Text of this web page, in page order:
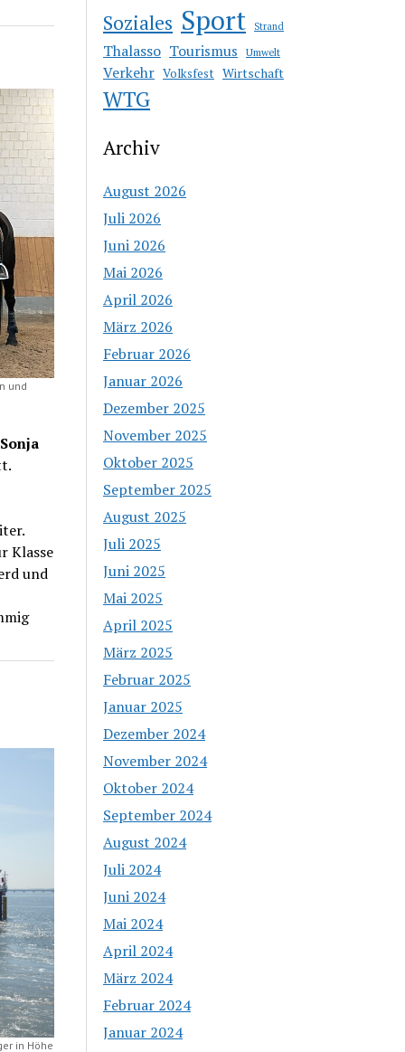
und
Sonja
Klasse
und
in Höhe
Soziales Sport Strand
Thalasso Tourismus Umwelt
Verkehr Volksfest Wirtschaft
WTG
Archiv
August 2026
Juli 2026
Juni 2026
Mai 2026
April 2026
März 2026
Februar 2026
Januar 2026
Dezember 2025
November 2025
Oktober 2025
September 2025
August 2025
Juli 2025
Juni 2025
Mai 2025
April 2025
März 2025
Februar 2025
Januar 2025
Dezember 2024
November 2024
Oktober 2024
September 2024
August 2024
Juli 2024
Juni 2024
Mai 2024
April 2024
März 2024
Februar 2024
Januar 2024